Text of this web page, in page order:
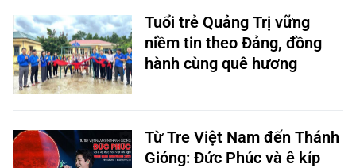
Tuổi trẻ Quảng Trị vững
niềm tin theo Đảng, đồng
hành cùng quê hương
Từ Tre Việt Nam đến Thánh
Gióng: Đức Phúc và ê kíp